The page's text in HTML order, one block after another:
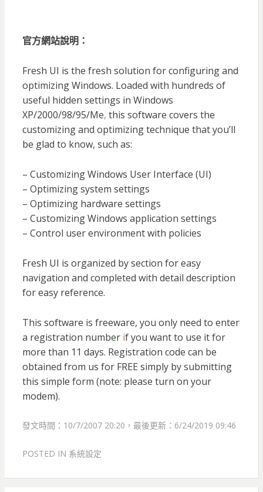
官方網站說明：
Fresh UI is the fresh solution for configuring and
optimizing Windows. Loaded with hundreds of
useful hidden settings in Windows
XP/2000/98/95/Me, this software covers the
customizing and optimizing technique that you’ll
be glad to know, such as:
– Customizing Windows User Interface (UI)
– Optimizing system settings
– Optimizing hardware settings
– Customizing Windows application settings
– Control user environment with policies
Fresh UI is organized by section for easy
navigation and completed with detail description
for easy reference.
This software is freeware, you only need to enter
a registration number if you want to use it for
more than 11 days. Registration code can be
obtained from us for FREE simply by submitting
this simple form (note: please turn on your
modem).
發文時間：10/7/2007 20:20，最後更新：6/24/2019 09:46
POSTED IN 系統設定